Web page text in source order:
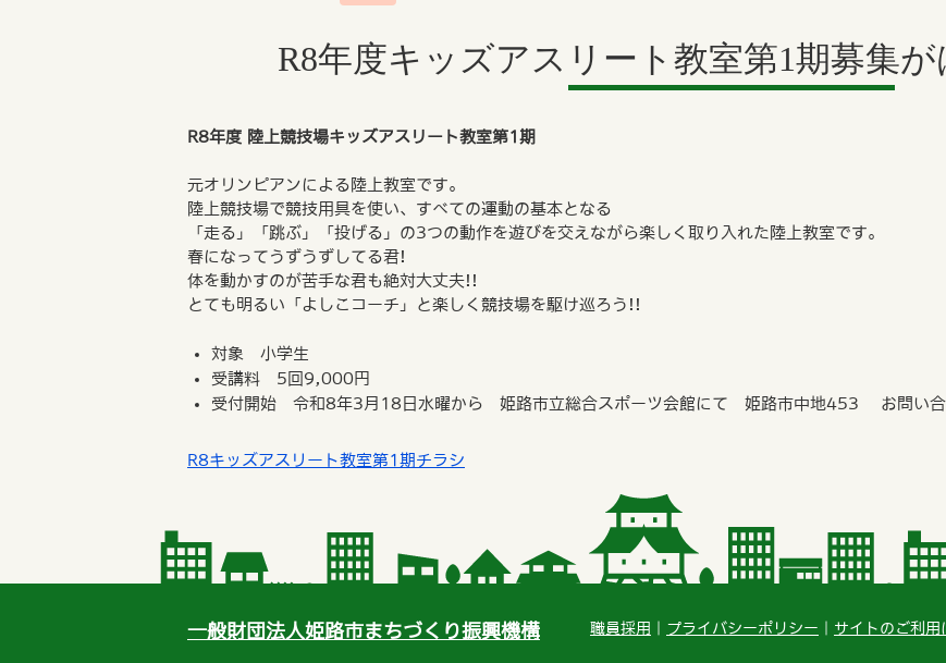
R8年度キッズアスリート教室第1期募集が
R8年度 陸上競技場キッズアスリート教室第1期
元オリンピアンによる陸上教室です。
陸上競技場で競技用具を使い、すべての運動の基本となる
「走る」「跳ぶ」「投げる」の3つの動作を遊びを交えながら楽しく取り入れた陸上教室です。
春になってうずうずしてる君!
体を動かすのが苦手な君も絶対大丈夫!!
とても明るい「よしこコーチ」と楽しく競技場を駆け巡ろう!!
対象 小学生
受講料 5回9,000円
受付開始 令和8年3月18日水曜から 姫路市立総合スポーツ会館にて 姫路市中地453 お問い
R8キッズアスリート教室第1期チラシ
一般財団法人姫路市まちづくり振興機構 職員採用 プライバシーポリシー サイトのご利用